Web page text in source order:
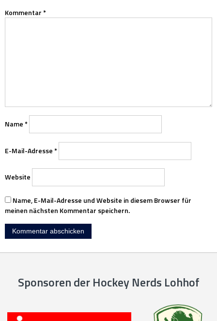
Kommentar*
Name*
E-Mail-Adresse*
Website
Name, E-Mail-Adresse und Website in diesem Browser für
meinen nächsten Kommentar speichern.
Sponsoren der Hockey Nerds Lohhof